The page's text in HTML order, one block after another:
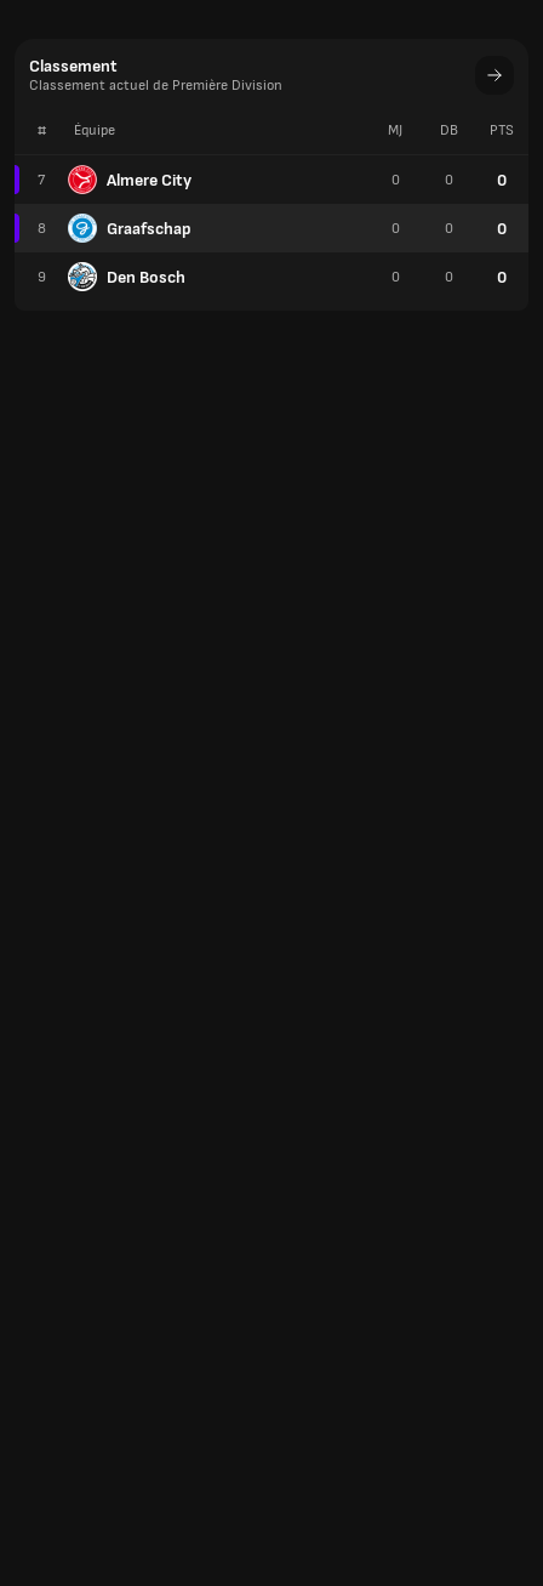
Classement
Classement actuel de Première Division
# Équipe
7 Almere City
8 Graafschap
9 Den Bosch
MJ DB PTS
0 0 0
0 0 0
0 0 0